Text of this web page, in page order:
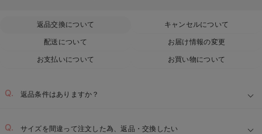
返品交換について
キャンセルについて
配送について
お届け情報の変更
お支払いについて
お買い物について
返品条件はありますか？
サイズを間違って注文した為、返品・交換したい